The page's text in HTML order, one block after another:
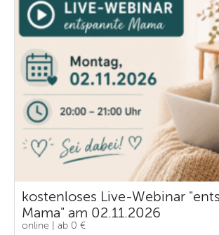
kostenloses Live-Webinar
Mama" am 02.11.2026
online | ab 0 €